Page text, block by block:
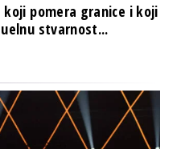
pomera granice i koji
stvarnost...